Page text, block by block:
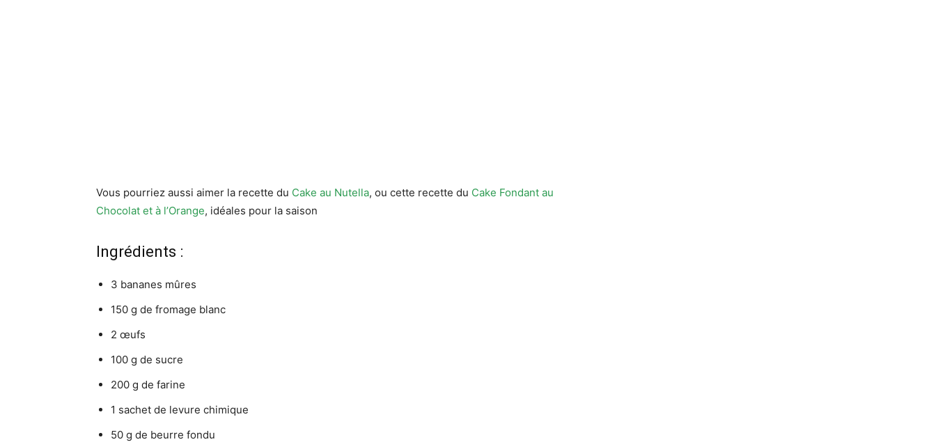
Vous pourriez aussi aimer la recette du Cake au Nutella, ou cette recette du Cake Fondant au
Chocolat et à l’Orange, idéales pour la saison
Ingrédients :
3 bananes mûres
150 g de fromage blanc
2 œufs
100 g de sucre
200 g de farine
1 sachet de levure chimique
50 g de beurre fondu